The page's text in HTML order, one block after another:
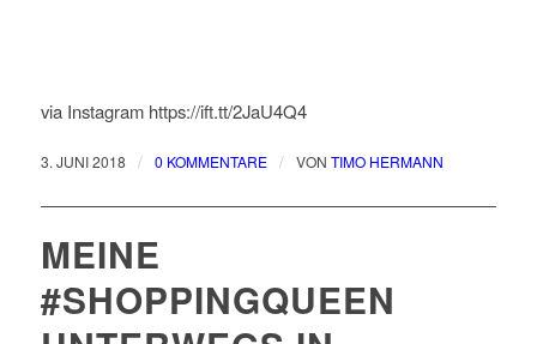
via Instagram https://ift.tt/2JaU4Q4
3. JUNI 2018 / 0 KOMMENTARE / VON TIMO HERMANN
MEINE
#SHOPPINGQUEEN